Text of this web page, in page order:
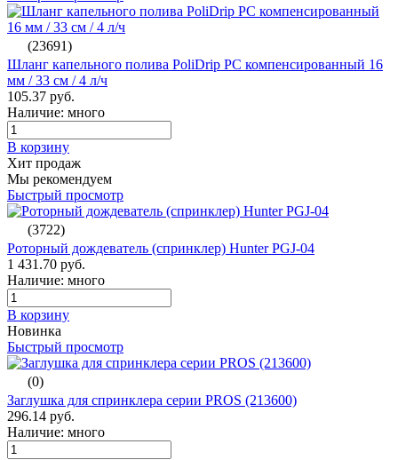
(23691)
Шланг капельного полива PoliDrip PC компенсированный 16
мм / 33 см / 4 л/ч
105.37 руб.
Наличие: много
В корзину
Хит продаж
Мы рекомендуем
Быстрый просмотр
(3722)
Роторный дождеватель (спринклер) Hunter PGJ-04
1 431.70 руб.
Наличие: много
В корзину
Новинка
Быстрый просмотр
(0)
Заглушка для спринклера серии PROS (213600)
296.14 руб.
Наличие: много